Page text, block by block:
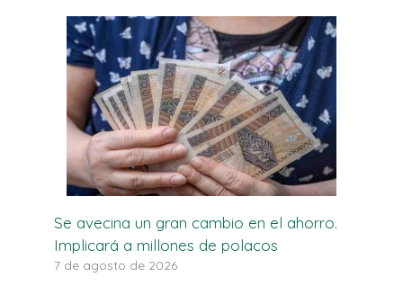
Se avecina un gran cambio en el ahorro.
Implicará a millones de polacos
7 de agosto de 2026